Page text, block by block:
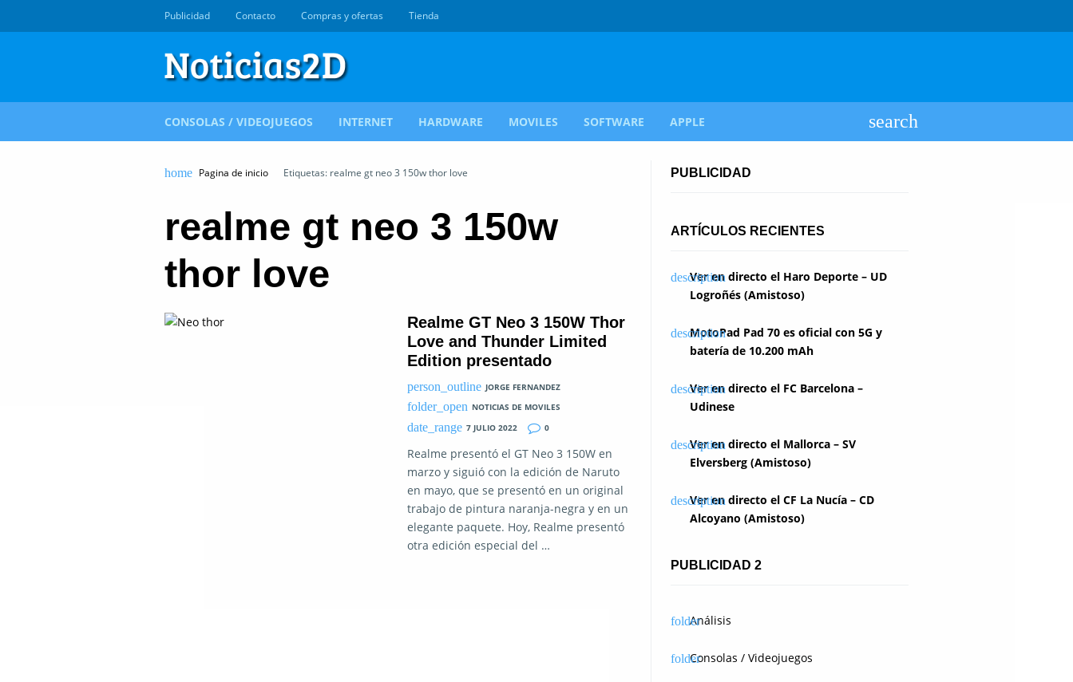
Publicidad Contacto Compras y ofertas Tienda
CONSOLAS / VIDEOJUEGOS INTERNET HARDWARE MOVILES SOFTWARE APPLE
Pagina de inicio Etiquetas: realme gt neo 3 150w thor love
realme gt neo 3 150w
thor love
Realme GT Neo 3 150W Thor
Love and Thunder Limited
Edition presentado
JORGE FERNANDEZ
NOTICIAS DE MOVILES
7 JULIO 2022
0
Realme presentó el GT Neo 3 150W en
marzo y siguió con la edición de Naruto
en mayo, que se presentó en un original
trabajo de pintura naranja-negra y en un
elegante paquete. Hoy, Realme presentó
otra edición especial del …
PUBLICIDAD
ARTÍCULOS RECIENTES
Ver en directo el Haro Deporte – UD
Logroñés (Amistoso)
MotoPad Pad 70 es oficial con 5G y
batería de 10.200 mAh
Ver en directo el FC Barcelona –
Udinese
Ver en directo el Mallorca – SV
Elversberg (Amistoso)
Ver en directo el CF La Nucía – CD
Alcoyano (Amistoso)
PUBLICIDAD 2
Análisis
Consolas / Videojuegos